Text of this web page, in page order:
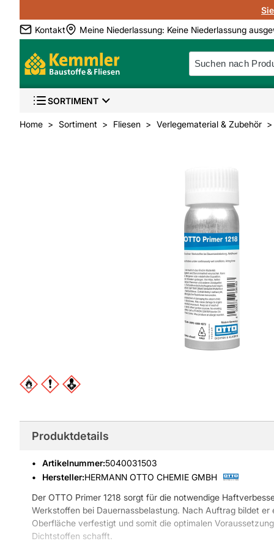
Kontakt
Meine Niederlassung: Keine Niederlassung
SORTIMENT
Home Sortiment Fliesen Verlegematerial & Zubehör
Produktdetails
Artikelnummer:5040031503
Hersteller:HERMANN OTTO CHEMIE GMBH
Der OTTO Primer 1218 sorgt für die notwendige
Werkstoffen bei Dauernassbelastung. Nach Auftrag bildet er
Oberfläche verfestigt und somit die optimalen
Dichtstoffen schafft.